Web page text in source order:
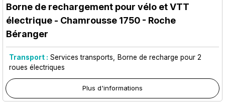
Borne de rechargement pour vélo et VTT
électrique - Chamrousse 1750 - Roche
Béranger
Transport : Services transports
Borne de recharge pour 2
roues électriques
Plus d'informations